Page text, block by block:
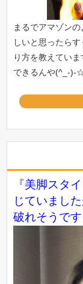
まるでアマゾン
しいと思ったら
り方を教えてい
できるんや(^_-)-
『美脚スタ
じていまし
破れそうです